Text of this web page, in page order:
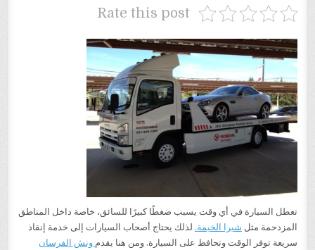
Rate this post
تعطل السيارة في أي وقت يسبب ضغطًا كبيرًا للسائق، خاصة داخل المناطق
المزدحمة مثل شبرا الخيمة. لذلك يحتاج أصحاب السيارات إلى خدمة إنقاذ
سريعة توفر الوقت وتحافظ على السيارة. ومن هنا يقدم ونش الفرسان